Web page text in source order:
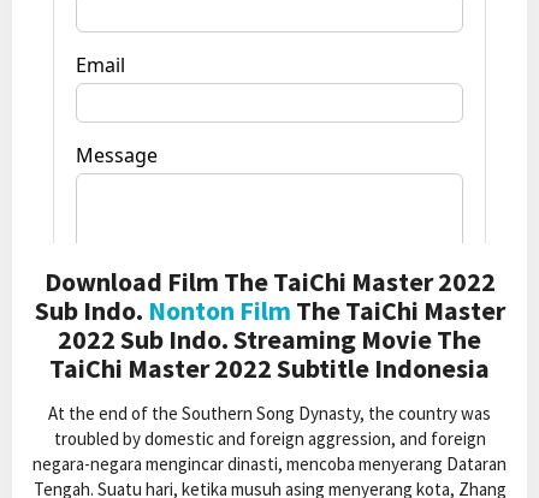
Download Film The TaiChi Master 2022
Sub Indo. Nonton Film The TaiChi Master
2022 Sub Indo. Streaming Movie The
TaiChi Master 2022 Subtitle Indonesia
At the end of the Southern Song Dynasty, the country was
troubled by domestic and foreign aggression, and foreign
negara-negara mengincar dinasti, mencoba menyerang Dataran
Tengah. Suatu hari, ketika musuh asing menyerang kota, Zhang